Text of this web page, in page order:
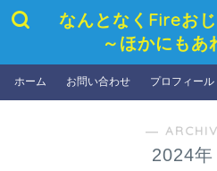
なんとなくFireお
～ほかにもあ
ホーム お問い合わせ プロフィール
―
2024年